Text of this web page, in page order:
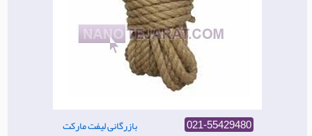
بازرگانی لیفت مارکت 021-55429480